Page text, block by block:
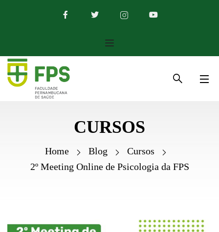
CURSOS
Home Blog
Cursos
2º Meeting Online de Psicologia da FPS